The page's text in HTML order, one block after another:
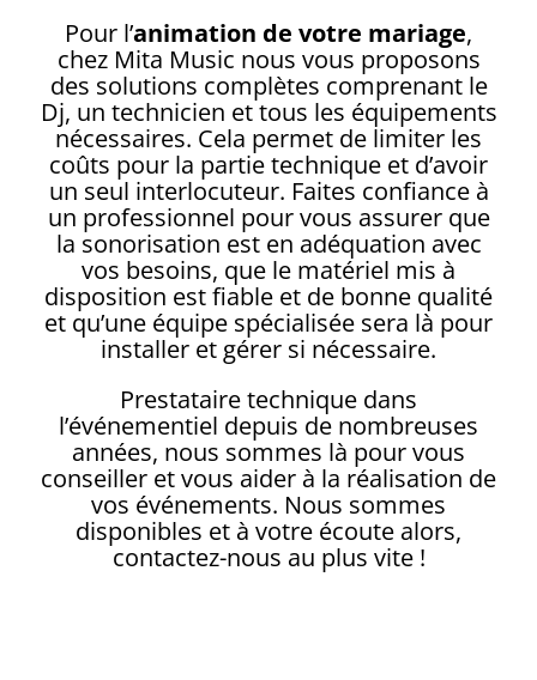
Pour l’animation de votre mariage,
chez Mita Music nous vous proposons
des solutions complètes comprenant le
Dj, un technicien et tous les équipements
nécessaires. Cela permet de limiter les
coûts pour la partie technique et d’avoir
un seul interlocuteur. Faites confiance à
un professionnel pour vous assurer que
la sonorisation est en adéquation avec
vos besoins, que le matériel mis à
disposition est fiable et de bonne qualité
et qu’une équipe spécialisée sera là pour
installer et gérer si nécessaire.
Prestataire technique dans
l’événementiel depuis de nombreuses
années, nous sommes là pour vous
conseiller et vous aider à la réalisation de
vos événements. Nous sommes
disponibles et à votre écoute alors,
contactez-nous au plus vite !